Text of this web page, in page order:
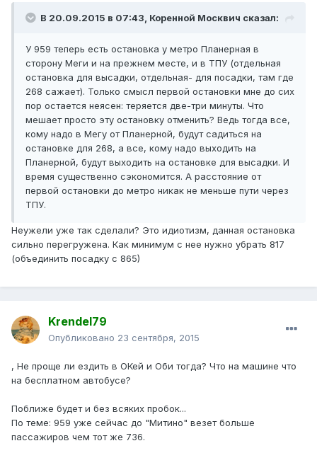
В 20.09.2015 в 07:43, Коренной Москвич сказал:
У 959 теперь есть остановка у метро Планерная в
сторону Меги и на прежнем месте, и в ТПУ (отдельная
остановка для высадки, отдельная- для посадки, там где
268 сажает). Только смысл первой остановки мне до сих
пор остается неясен: теряется две-три минуты. Что
мешает просто эту остановку отменить? Ведь тогда все,
кому надо в Мегу от Планерной, будут садиться на
остановке для 268, а все, кому надо выходить на
Планерной, будут выходить на остановке для высадки. И
время существенно сэкономится. А расстояние от
первой остановки до метро никак не меньше пути через
ТПУ.
Неужели уже так сделали? Это идиотизм, данная остановка
сильно перегружена. Как минимум с нее нужно убрать 817
(объединить посадку с 865)
Krendel79
Опубликовано 23 сентября, 2015
, Не проще ли ездить в ОКей и Оби тогда? Что на машине что
на бесплатном автобусе?
Поближе будет и без всяких пробок...
По теме: 959 уже сейчас до "Митино" везет больше
пассажиров чем тот же 736.